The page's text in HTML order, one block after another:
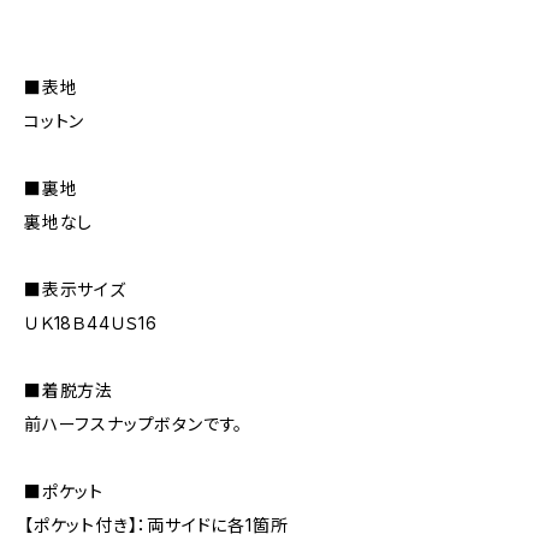
■表地
コットン
■裏地
裏地なし
■表示サイズ
ＵＫ18Ｂ44ＵＳ16
■着脱方法
前ハーフスナップボタンです。
■ポケット
【ポケット付き】：両サイドに各1箇所